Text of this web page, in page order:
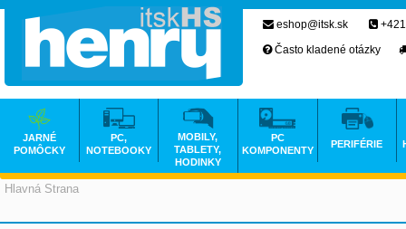
Hlavná Strana
eshop@itsk.sk
Často kladené otázky
JARNÉ
POMÔCKY
PC,
NOTEBOOKY
MOBILY,
TABLETY,
HODINKY
PC
KOMPONENTY
PERIFÉRIE